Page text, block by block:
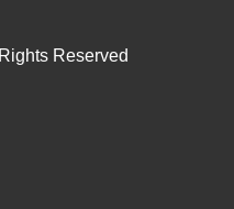
Reserved